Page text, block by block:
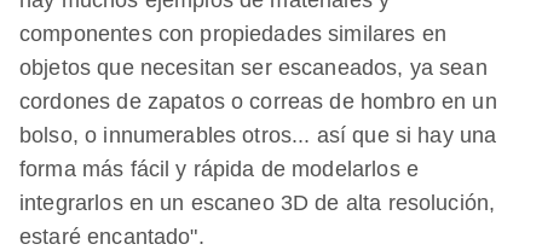
componentes con propiedades similares en
objetos que necesitan ser escaneados, ya sean
cordones de zapatos o correas de hombro en un
bolso, o innumerables otros... así que si hay una
forma más fácil y rápida de modelarlos e
integrarlos en un escaneo 3D de alta resolución,
estaré encantado".